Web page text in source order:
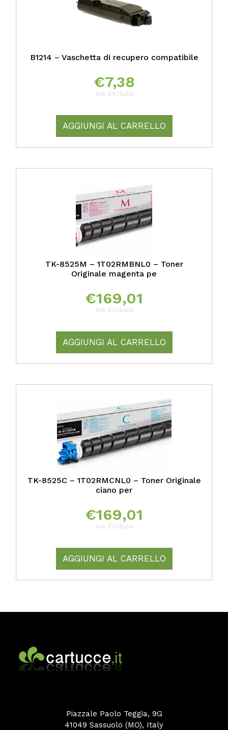
B1214 – Vaschetta di recupero compatibile
€7,38
Iva Esclusa
AGGIUNGI AL CARRELLO
TK-8525M – 1T02RMBNL0 – Toner
Originale magenta pe
€169,01
Iva Esclusa
AGGIUNGI AL CARRELLO
TK-8525C – 1T02RMCNL0 – Toner Originale
ciano per
€169,01
Iva Esclusa
AGGIUNGI AL CARRELLO
Piazzale Paolo Teggia, 9G
41049 Sassuolo (MO), Italy